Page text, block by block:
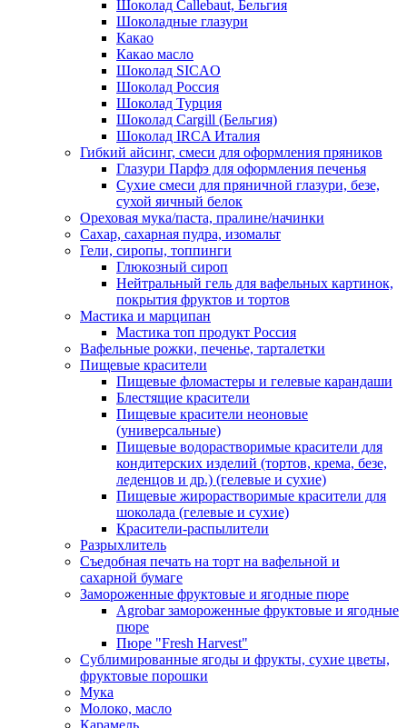
Шоколад Callebaut, Бельгия
Шоколадные глазури
Какао
Какао масло
Шоколад SICAO
Шоколад Россия
Шоколад Турция
Шоколад Cargill (Бельгия)
Шоколад IRCA Италия
Гибкий айсинг, смеси для оформления пряников
Глазури Парфэ для оформления печенья
Сухие смеси для пряничной глазури, безе,
сухой яичный белок
Ореховая мука/паста, пралине/начинки
Сахар, сахарная пудра, изомальт
Гели, сиропы, топпинги
Глюкозный сироп
Нейтральный гель для вафельных картинок,
покрытия фруктов и тортов
Мастика и марципан
Мастика топ продукт Россия
Вафельные рожки, печенье, тарталетки
Пищевые красители
Пищевые фломастеры и гелевые карандаши
Блестящие красители
Пищевые красители неоновые
(универсальные)
Пищевые водорастворимые красители для
кондитерских изделий (тортов, крема, безе,
леденцов и др.) (гелевые и сухие)
Пищевые жирорастворимые красители для
шоколада (гелевые и сухие)
Красители-распылители
Разрыхлитель
Съедобная печать на торт на вафельной и
сахарной бумаге
Замороженные фруктовые и ягодные пюре
Agrobar замороженные фруктовые и ягодные
пюре
Пюре "Fresh Harvest"
Сублимированные ягоды и фрукты, сухие цветы,
фруктовые порошки
Мука
Молоко, масло
Карамель